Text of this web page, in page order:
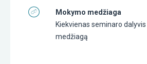
Mokymo medžiaga
Kiekvienas seminaro
medžiagą